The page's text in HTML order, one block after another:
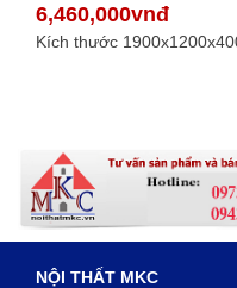
6,460,000vnđ
Kích thước
NỘI THẤT MKC